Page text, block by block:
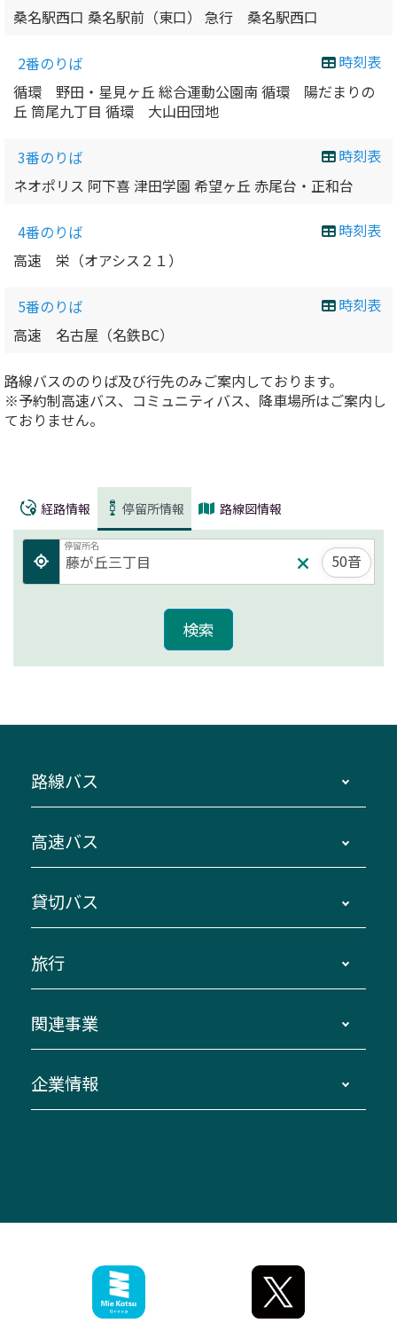
桑名駅西口 桑名駅前（東口） 急行 桑名駅西口
時刻表
2番のりば
循環 野田・星見ヶ丘 総合運動公園南 循環 陽だまりの
丘 筒尾九丁目 循環 大山田団地
時刻表
3番のりば
ネオポリス 阿下喜 津田学園 希望ヶ丘 赤尾台・正和台
時刻表
4番のりば
高速 栄（オアシス２１）
時刻表
5番のりば
高速 名古屋（名鉄BC）
路線バスののりば及び行先のみご案内しております。
※予約制高速バス、コミュニティバス、降車場所はご案内し
ておりません。
経路情報 停留所情報 路線図情報
停留所名
50音
路線バス
主要停留所案内図・時刻表
路線バスのご利用方法
三重交通接近情報バスロケーションシステム
ダイヤ改正情報
迂回・休止について
臨時バスについて
伊勢二見鳥羽周遊バスCANばす
「みえブルーライン」（三重大学病院直通バ
神都ライナー
ミジュマルのラッピングバス（鈴鹿管内）
参宮バス
高速バス
南紀・VISON～横浜・東京・埼玉
伊賀～名古屋
南紀～VISON～名古屋
湯の山温泉～名古屋
桑名・長島温泉・金城ふ頭駅～中部国際空港
（休止中）
お客様駐車場のご案内
アイコンの説明
インターネット予約
貸切バス
貸切バスのご利用について
お問い合わせ
旅行
貸切バス団体旅行
美し国周遊ばす
関連事業
自家用自動車車両運行管理
ザ・バスコレクション三重交通バスセット
三重交通公式グッズ
企業情報
ファンコーナー
お問い合わせ